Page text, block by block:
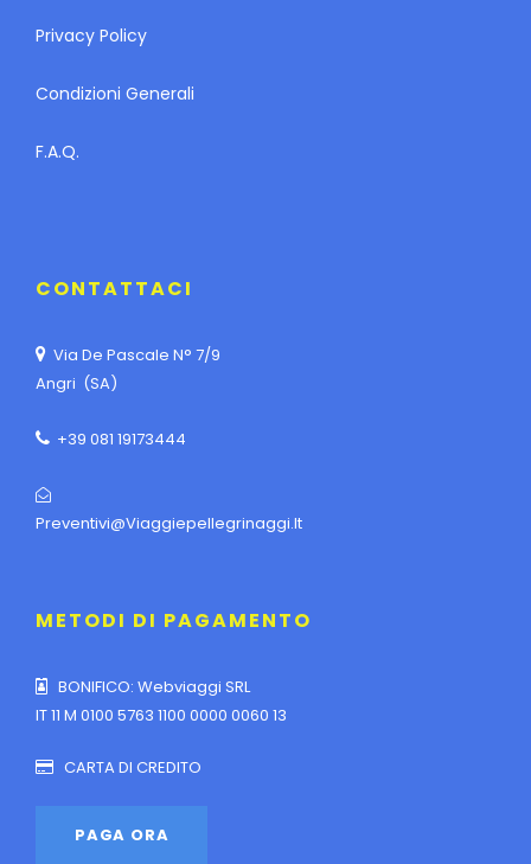
Privacy Policy
Condizioni Generali
F.A.Q.
CONTATTACI
Via De Pascale N° 7/9
Angri (SA)
+39 081 19173444
Preventivi@viaggiepellegrinaggi.it
METODI DI PAGAMENTO
BONIFICO: Webviaggi SRL
IT 11 M 0100 5763 1100 0000 0060 13
CARTA DI CREDITO